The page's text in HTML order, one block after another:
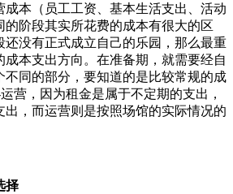
成本（员工工资、基本生活支出、活动
的阶段其实所花费的成本有很大的区
还没有正式成立自己的乐园，那么最重
本支出方向。在准备期，就需要经自
不同的部分，要知道的是比较常规的成
营，因为租金是属于不定期的支出，
出，而运营则是按照场馆的实际情况的
择